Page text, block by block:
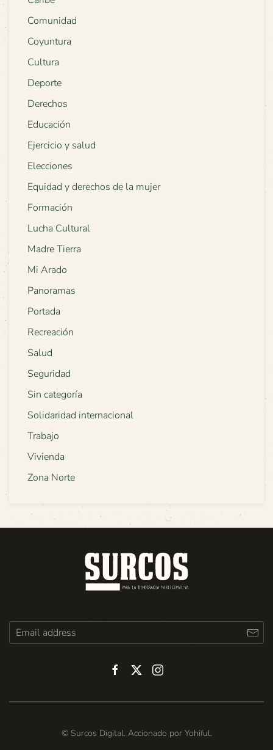
Comunidad
Coyuntura
Cultura
Deporte
Derechos
Educación
Ejercicio y salud
Elecciones
Equidad y derechos de la mujer
Formación
Lucha Cultural
Madre Tierra
Mi Arado
Panoramas
Portada
Recreación
Salud
Seguridad
Sin categoría
Solidaridad internacional
Trabajo
Vivienda
Zona Norte
© Surcos Digital. Accionado por Yohiful.